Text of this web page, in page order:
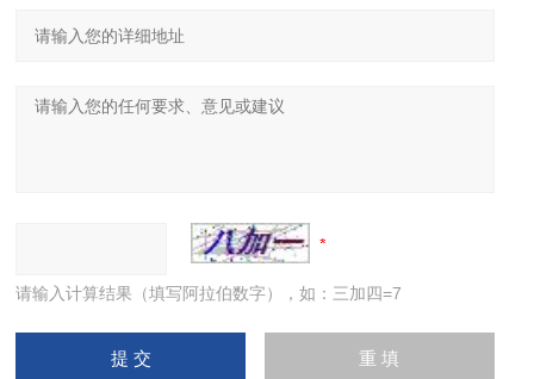
请输入计算结果（填写阿拉伯数字），如：三加四=7